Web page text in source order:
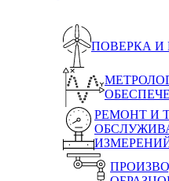
ПОВЕРКА И
РЕМОНТ И